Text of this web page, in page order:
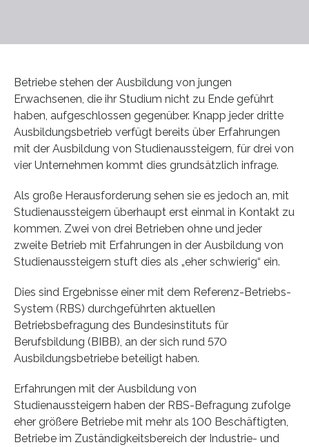
Betriebe stehen der Ausbildung von jungen
Erwachsenen, die ihr Studium nicht zu Ende geführt
haben, aufgeschlossen gegenüber. Knapp jeder dritte
Ausbildungsbetrieb verfügt bereits über Erfahrungen
mit der Ausbildung von Studienaussteigern, für drei von
vier Unternehmen kommt dies grundsätzlich infrage.
Als große Herausforderung sehen sie es jedoch an, mit
Studienaussteigern überhaupt erst einmal in Kontakt zu
kommen. Zwei von drei Betrieben ohne und jeder
zweite Betrieb mit Erfahrungen in der Ausbildung von
Studienaussteigern stuft dies als „eher schwierig“ ein.
Dies sind Ergebnisse einer mit dem Referenz-Betriebs-
System (RBS) durchgeführten aktuellen
Betriebsbefragung des Bundesinstituts für
Berufsbildung (BIBB), an der sich rund 570
Ausbildungsbetriebe beteiligt haben.
Erfahrungen mit der Ausbildung von
Studienaussteigern haben der RBS-Befragung zufolge
eher größere Betriebe mit mehr als 100 Beschäftigten,
Betriebe im Zuständigkeitsbereich der Industrie- und